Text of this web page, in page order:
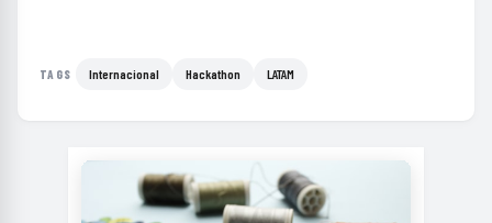
TAGS Internacional Hackathon LATAM